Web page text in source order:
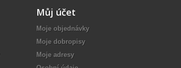
Můj účet
Moje objednávky
Moje dobropisy
Moje adresy